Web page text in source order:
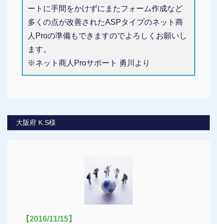
ートに手間をかけずにまたフォーム作成など
多くの点が改善されたASPタイプのネット商
人Proの準備もできますのでよろしくお願いし
ます。
※ネット商人Proサポート 勇川より
大阪府 K.S様
【2016/11/15】